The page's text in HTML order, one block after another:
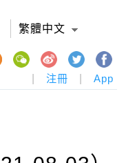
繁體中文
注冊 App